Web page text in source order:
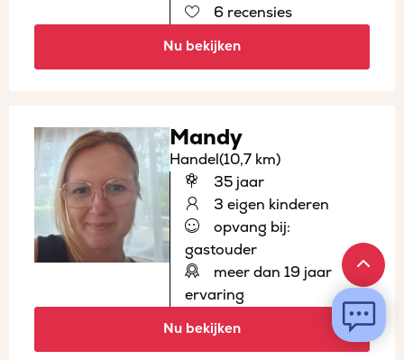
6 recensies
Nu bekijken
Mandy
Handel(10,7 km)
35 jaar
3 eigen kinderen
opvang bij:
gastouder
meer dan 19 jaar
ervaring
Nu bekijken